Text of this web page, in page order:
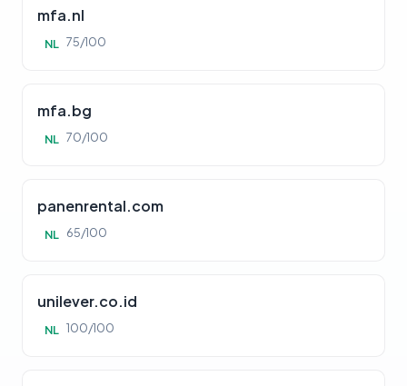
mfa.nl
NL 75/100
mfa.bg
NL 70/100
panenrental.com
NL 65/100
unilever.co.id
NL 100/100